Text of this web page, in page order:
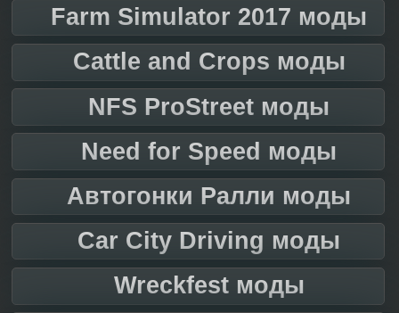
Farm Simulator 2017 моды
Cattle and Crops моды
NFS ProStreet моды
Need for Speed моды
Автогонки Ралли моды
Car City Driving моды
Wreckfest моды